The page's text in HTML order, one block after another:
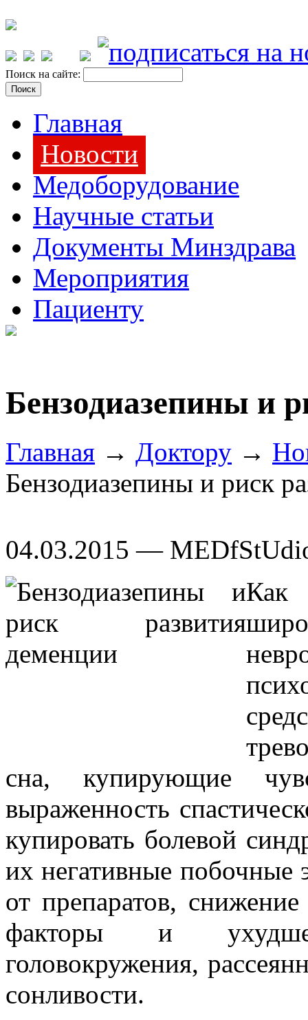
Поиск на сайте:
Главная
Новости
Медоборудование
Научные статьи
Документы Минздрава
Мероприятия
Пациенту
Бензодиазепины и
Главная → Доктору →
Бензодиазепины и риск
04.03.2015 —
Как
сна, купирующие
выраженность
купировать болевой
их негативные побочные
от препаратов,
факторы и
головокружения,
сонливости.